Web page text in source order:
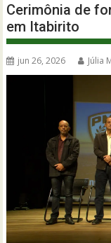
Cerimônia de
em Itabirito
jun 26, 2026 Júlia